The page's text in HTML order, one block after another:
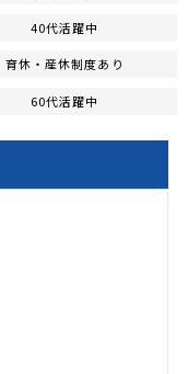
40代活躍中
育休・産休制度あり
60代活躍中